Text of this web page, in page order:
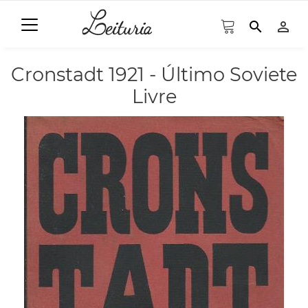
search person_outline
Cronstadt 1921 - Último Soviete
Livre